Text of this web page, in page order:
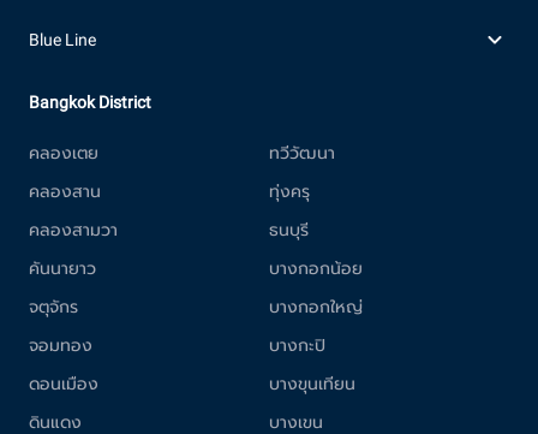
Blue Line
Bangkok District
คลองเตย
คลองสาน
คลองสามวา
คันนายาว
จตุจักร
จอมทอง
ดอนเมือง
ดินแดง
ทวีวัฒนา
ทุ่งครุ
ธนบุรี
บางกอกน้อย
บางกอกใหญ่
บางกะปิ
บางขุนเทียน
บางเขน